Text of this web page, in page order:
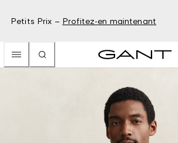
Petits Prix – Profitez-en maintenant